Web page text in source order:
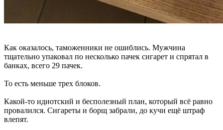
Как оказалось, таможенники не ошиблись. Мужчина
тщательно упаковал по несколько пачек сигарет и спрятал в
банках, всего 29 пачек.
То есть меньше трех блоков.
Какой-то идиотский и бесполезный план, который всё равно
провалился. Сигареты и борщ забрали, до кучи ещё штраф
влепят.